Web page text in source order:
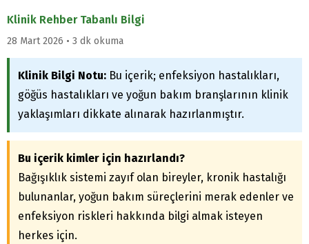
Klinik Rehber Tabanlı Bilgi
28 Mart 2026 • 3 dk okuma
Klinik Bilgi Notu: Bu içerik; enfeksiyon hastalıkları,
göğüs hastalıkları ve yoğun bakım branşlarının klinik
yaklaşımları dikkate alınarak hazırlanmıştır.
Bu içerik kimler için hazırlandı?
Bağışıklık sistemi zayıf olan bireyler, kronik hastalığı
bulunanlar, yoğun bakım süreçlerini merak edenler ve
enfeksiyon riskleri hakkında bilgi almak isteyen
herkes için.